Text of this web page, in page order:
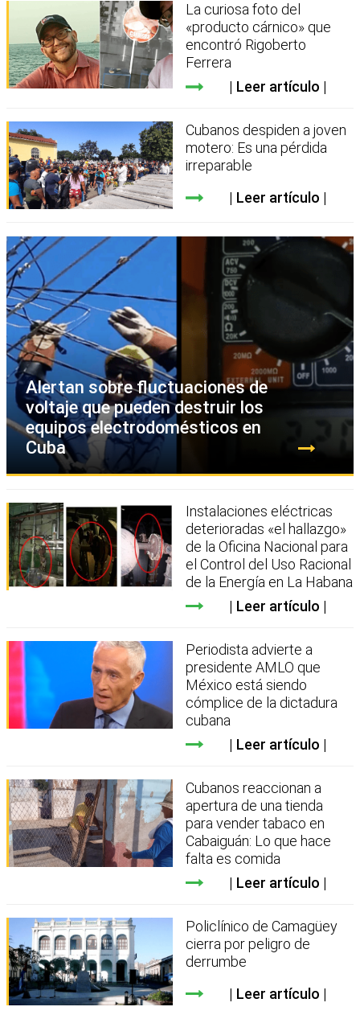
La curiosa foto del
«producto cárnico» que
encontró Rigoberto
Ferrera
Leer artículo
Cubanos despiden a joven
motero: Es una pérdida
irreparable
Leer artículo
Alertan sobre fluctuaciones de
voltaje que pueden destruir los
equipos electrodomésticos en
Cuba
Instalaciones eléctricas
deterioradas «el hallazgo»
de la Oficina Nacional para
el Control del Uso Racional
de la Energía en La Habana
Leer artículo
Periodista advierte a
presidente AMLO que
México está siendo
cómplice de la dictadura
cubana
Leer artículo
Cubanos reaccionan a
apertura de una tienda
para vender tabaco en
Cabaiguán: Lo que hace
falta es comida
Leer artículo
Policlínico de Camagüey
cierra por peligro de
derrumbe
Leer artículo